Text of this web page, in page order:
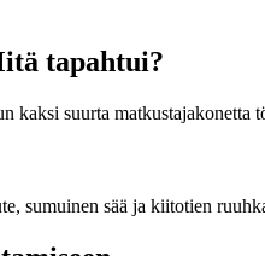
tapahtui?
suurta matkustajakonetta
sumuinen sää ja kiitotien